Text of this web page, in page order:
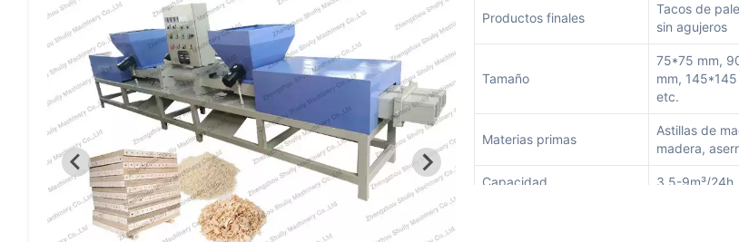
Productos finales
Tacos de
sin agujeros
Tamaño
75*75 mm,
mm,
etc.
Materias primas
Astillas de
madera,
Capacidad 3,5-9m³/24h